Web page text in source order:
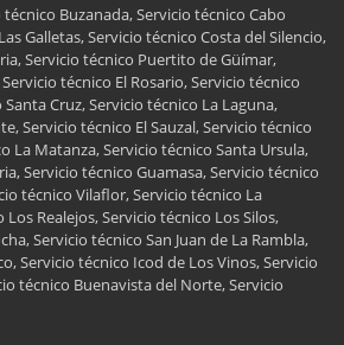
Buzanada, Servicio técnico Cabo
Galletas, Servicio técnico Costa del Silencio,
Servicio técnico Puertito de Güímar,
técnico El Rosario, Servicio técnico
Cruz, Servicio técnico La Laguna,
Servicio técnico El Sauzal, Servicio técnico
La Matanza, Servicio técnico Santa Ursula,
Servicio técnico Guamasa, Servicio técnico
técnico Vilaflor, Servicio técnico La
Realejos, Servicio técnico Los Silos,
Servicio técnico San Juan de La Rambla,
Servicio técnico Icod de Los Vinos, Servicio
técnico Buenavista del Norte, Servicio